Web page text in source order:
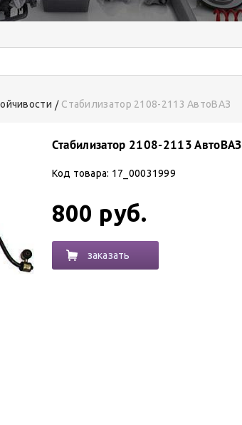
Стабилизатор 2108-2113 АвтоВАЗ
Стабилизатор 2108-2113 АвтоВАЗ
Код товара: 17_00031999
800 руб.
заказать